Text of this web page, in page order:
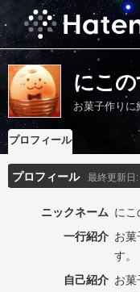
にこ
お菓子作りに
プロフィール
プロフィール 最終更新日:
ニックネーム にこ
一行紹介 お菓
す。
自己紹介 お